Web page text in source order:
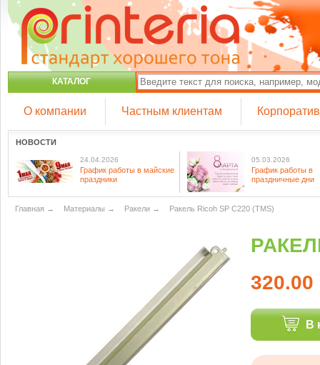
КАТАЛОГ
О компании Частным клиентам
НОВОСТИ
24.04.2026
График работы в майские
праздники
05.03.2026
График работы в
праздничные дни
Главная → Материалы → Ракели → Ракель Ricoh SP C220 (TMS)
320.00
В